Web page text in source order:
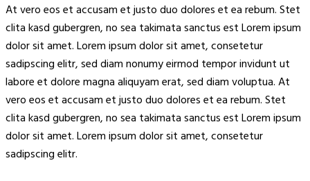
At vero eos et accusam et justo duo dolores et ea rebum. Stet
clita kasd gubergren, no sea takimata sanctus est Lorem ipsum
dolor sit amet. Lorem ipsum dolor sit amet, consetetur
sadipscing elitr, sed diam nonumy eirmod tempor invidunt ut
labore et dolore magna aliquyam erat, sed diam voluptua. At
vero eos et accusam et justo duo dolores et ea rebum. Stet
clita kasd gubergren, no sea takimata sanctus est Lorem ipsum
dolor sit amet. Lorem ipsum dolor sit amet, consetetur
sadipscing elitr.